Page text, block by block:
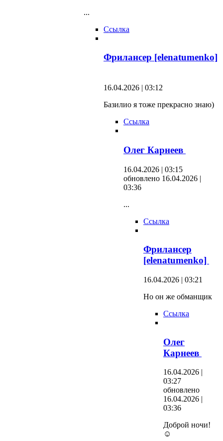
...
Ссылка
Фрилансер [elenatumenko]
16.04.2026 | 03:12
Базилио я тоже прекрасно знаю)
Ссылка
Олег Карнеев
16.04.2026 | 03:15
обновлено 16.04.2026 |
03:36
...
Ссылка
Фрилансер
[elenatumenko]
16.04.2026 | 03:21
Но он же обманщик
Ссылка
Олег
Карнеев
16.04.2026 |
03:27
обновлено
16.04.2026 |
03:36
Доброй ночи!
☺